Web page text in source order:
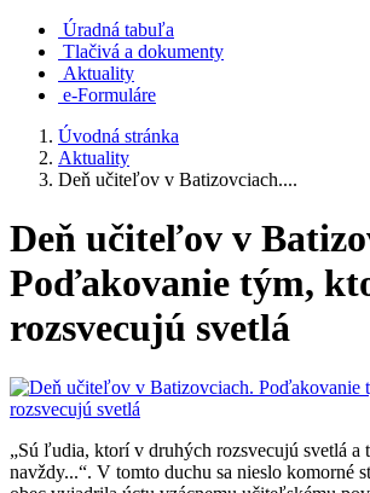
Úradná tabuľa
Tlačivá a dokumenty
Aktuality
e-Formuláre
Úvodná stránka
Aktuality
Deň učiteľov v Batizovciach....
Deň učiteľov v
Poďakovanie tým,
rozsvecujú svetlá
„Sú ľudia, ktorí v druhých rozsvecujú svetlá a
navždy...“. V tomto duchu sa nieslo komorné